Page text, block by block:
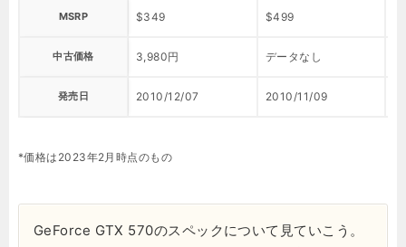
MSRP $349 $499
中古価格 3,980円 データなし
発売日 2010/12/07 2010/11/09
*価格は2023年2月時点のもの
GeForce GTX 570のスペックについて見ていこう。